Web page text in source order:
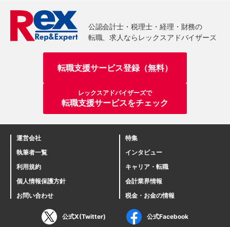
転職支援サービス登録（無料）
レックスアドバイザーズで
転職支援サービスをチェック
運営会社
執筆者一覧
利用規約
個人情報保護方針
お問い合わせ
特集
インタビュー
キャリア・転職
会計業界情報
税金・お金の情報
公式X(Twitter) 公式Facebook